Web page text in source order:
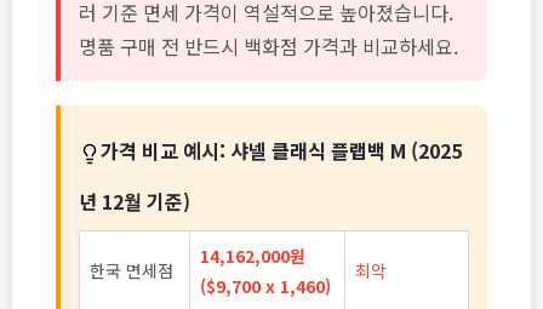
러 기준 면세 가격이 역설적으로 높아졌습니다.
명품 구매 전 반드시 백화점 가격과 비교하세요.
가격 비교 예시: 샤넬 클래식 플랩백 M (2025
년 12월 기준)
한국 면세점
14,162,000원
($9,700 x 1,460)
최악